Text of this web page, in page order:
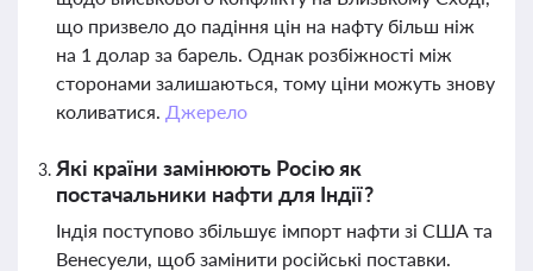
що призвело до падіння цін на нафту більш ніж
на 1 долар за барель. Однак розбіжності між
сторонами залишаються, тому ціни можуть знову
коливатися. Джерело
Які країни замінюють Росію як
постачальники нафти для Індії?
Індія поступово збільшує імпорт нафти зі США та
Венесуели, щоб замінити російські поставки.